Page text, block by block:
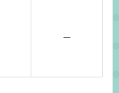
ー